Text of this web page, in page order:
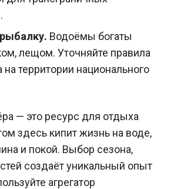
Водоёмы богаты
лещом. Уточняйте правила
территории национального
— это ресурс для отдыха
здесь кипит жизнь на воде,
и покой. Выбор сезона,
создаёт уникальный опыт
агрегатор